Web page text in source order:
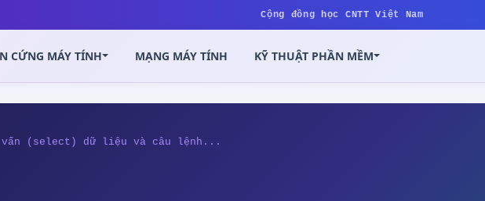
Cộng đồng học CNTT Việt Nam
CỨNG MÁY TÍNH MẠNG MÁY TÍNH KỸ THUẬT PHẦN MỀM
vấn (select) dữ liệu và câu lệnh...